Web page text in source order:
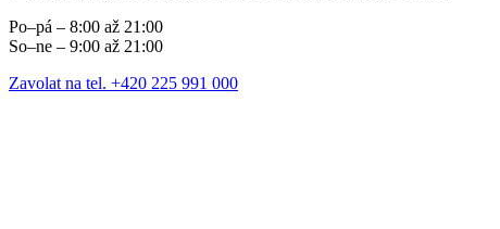
Po–pá – 8:00 až 21:00
So–ne – 9:00 až 21:00
Zavolat na tel. +420 225 991 000